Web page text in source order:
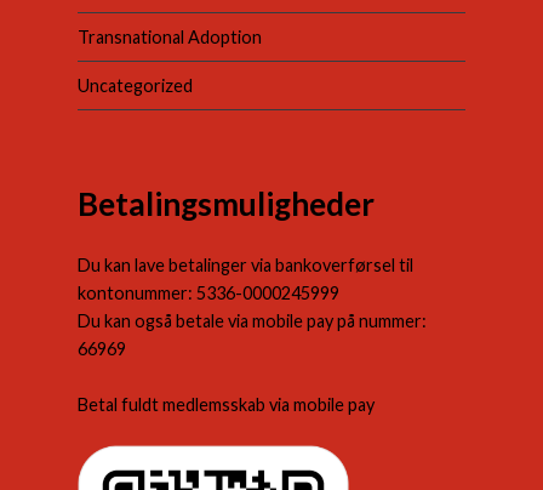
Transnational Adoption
Uncategorized
Betalingsmuligheder
Du kan lave betalinger via bankoverførsel til
kontonummer: 5336-0000245999
Du kan også betale via mobile pay på nummer:
66969
Betal fuldt medlemsskab via mobile pay